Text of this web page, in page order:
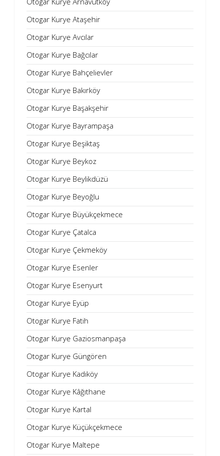
Otogar Kurye Ataşehir
Otogar Kurye Avcılar
Otogar Kurye Bağcılar
Otogar Kurye Bahçelievler
Otogar Kurye Bakırköy
Otogar Kurye Başakşehir
Otogar Kurye Bayrampaşa
Otogar Kurye Beşiktaş
Otogar Kurye Beykoz
Otogar Kurye Beylikdüzü
Otogar Kurye Beyoğlu
Otogar Kurye Büyükçekmece
Otogar Kurye Çatalca
Otogar Kurye Çekmeköy
Otogar Kurye Esenler
Otogar Kurye Esenyurt
Otogar Kurye Eyüp
Otogar Kurye Fatih
Otogar Kurye Gaziosmanpaşa
Otogar Kurye Güngören
Otogar Kurye Kadıköy
Otogar Kurye Kâğıthane
Otogar Kurye Kartal
Otogar Kurye Küçükçekmece
Otogar Kurye Maltepe